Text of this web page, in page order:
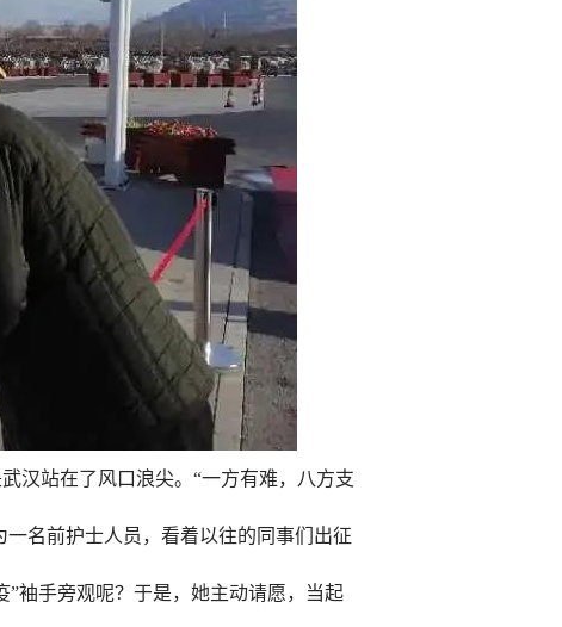
汉站在了风口浪尖。“一方有难，八方支
名前护士人员，看着以往的同事们出征
袖手旁观呢？于是，她主动请愿，当起